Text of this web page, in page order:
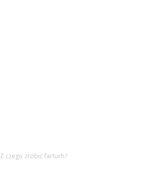
Z czego zrobić fartuch?